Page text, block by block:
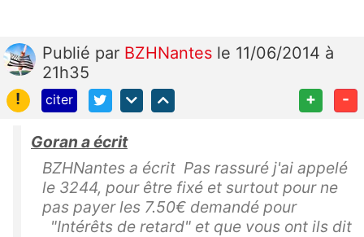
Publié par BZHNantes le 11/06/2014 à
21h35
!
citer + -
Goran a écrit
BZHNantes a écrit Pas rassuré j'ai appelé
le 3244, pour être fixé et surtout pour ne
pas payer les 7.50€ demandé pour
"Intérêts de retard" et que vous ont ils dit